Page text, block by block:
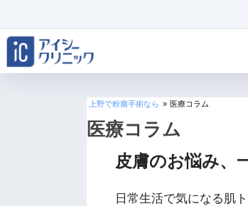
上野で粉瘤手術なら » 医療コラム
医療コラム
皮膚のお悩み、
日常生活で気になる肌